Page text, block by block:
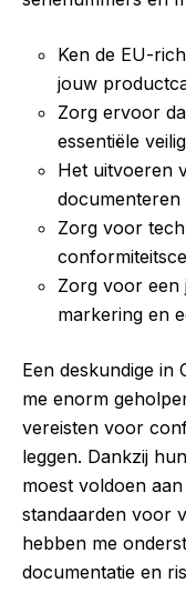
Ken de EU-
jouw
Zorg ervoor
essentiële
Het uitvoeren
Zorg voor
Zorg voor een
markering en
Een deskundige in
me enorm
vereisten voor
leggen. Dankzij
moest voldoen
standaarden voor
hebben me
documentatie en